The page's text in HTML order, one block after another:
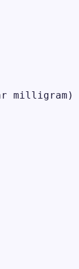
milligram)